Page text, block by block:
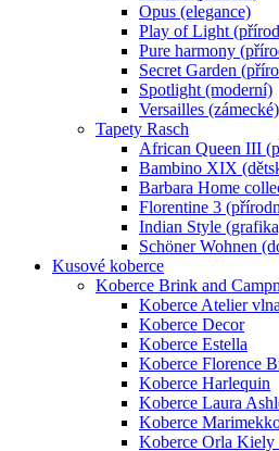
Opus (elegance)
Play of Light
Pure harmony
Secret Garden
Spotlight (moderní)
Versailles (zámecké)
Tapety Rasch
African Queen III
Bambino XIX
Barbara Home
Florentine 3
Indian Style
Schöner Wohnen
Kusové koberce
Koberce Brink and
Koberce Atelier vlna
Koberce Decor
Koberce Estella
Koberce Florence
Koberce Harlequin
Koberce Laura
Koberce
Koberce Orla Kiely